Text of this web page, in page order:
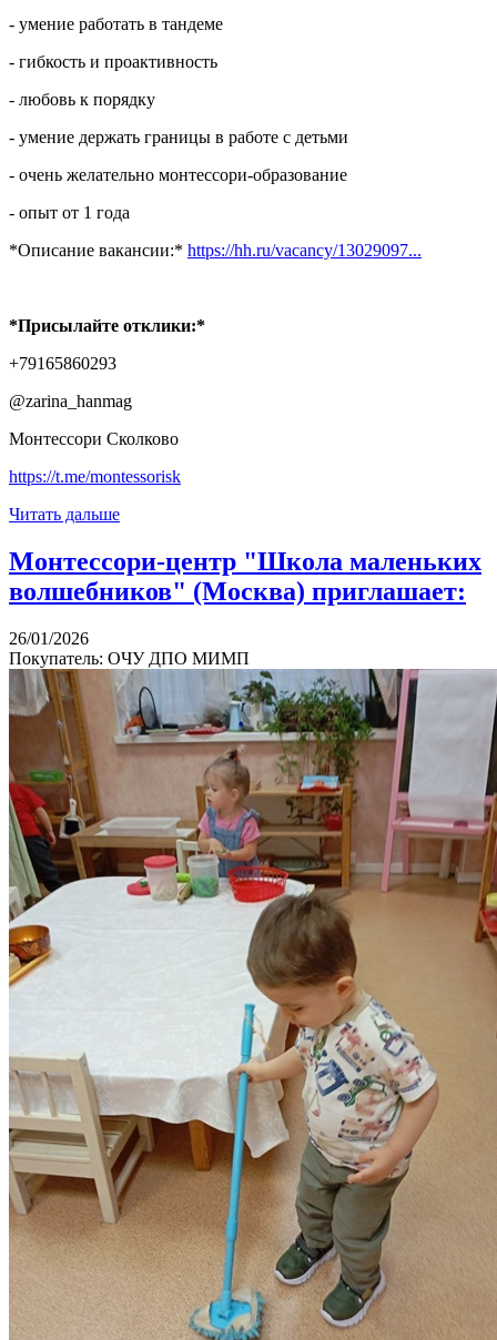
- умение работать в тандеме
- гибкость и проактивность
- любовь к порядку
- умение держать границы в работе с детьми
- очень желательно монтессори-образование
- опыт от 1 года
*Описание вакансии:* https://hh.ru/vacancy/13029097...
*Присылайте отклики:*
+79165860293
@zarina_hanmag
Монтессори Сколково
https://t.me/montessorisk
Читать дальше
Монтессори-центр "Школа маленьких
волшебников" (Москва) приглашает:
26/01/2026
Покупатель: ОЧУ ДПО МИМП